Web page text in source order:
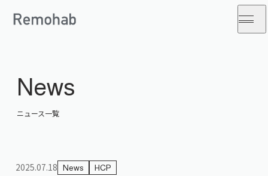
News
ニュース一覧
2025.07.18 News HCP